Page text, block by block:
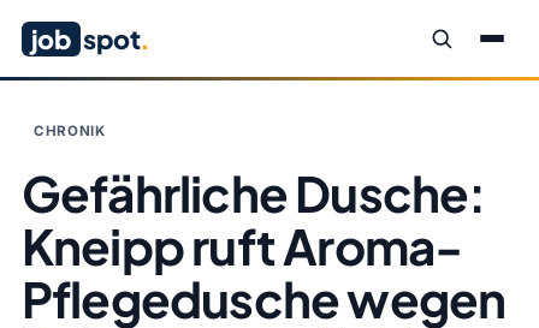
job spot.
CHRONIK
Gefährliche Dusche:
Kneipp ruft Aroma-
Pflegedusche wegen